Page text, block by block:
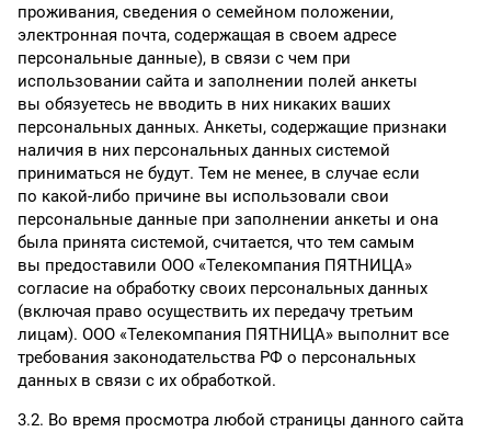
проживания, сведения о семейном положении,
электронная почта, содержащая в своем адресе
персональные данные), в связи с чем при
использовании сайта и заполнении полей анкеты
вы обязуетесь не вводить в них никаких ваших
персональных данных. Анкеты, содержащие признаки
наличия в них персональных данных системой
приниматься не будут. Тем не менее, в случае если
по какой-либо причине вы использовали свои
персональные данные при заполнении анкеты и она
была принята системой, считается, что тем самым
вы предоставили ООО «Телекомпания ПЯТНИЦА»
согласие на обработку своих персональных данных
(включая право осуществить их передачу третьим
лицам). ООО «Телекомпания ПЯТНИЦА» выполнит все
требования законодательства РФ о персональных
данных в связи с их обработкой.
3.2. Во время просмотра любой страницы данного сайта